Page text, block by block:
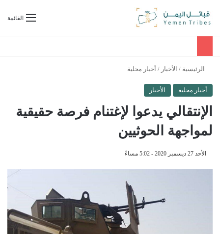
القائمةبحث عن
الرئيسية / الأخبار / أخبار محلية
أخبار محلية الأخبار
الإنتقالي يدعوا لإغتنام فرصة حقيقية
لمواجهة الحوثيين
الأحد 27 ديسمبر 2020 - 5:02 مساءً